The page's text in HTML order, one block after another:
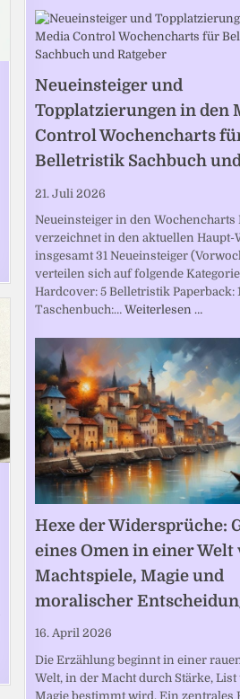
Neueinsteiger und
Topplatzierungen in den
Control Wochencharts
Belletristik Sachbuch
21. Juli 2026
Neueinsteiger in den Wochencharts
verzeichnet in den aktuellen Haupt-
insgesamt 31 Neueinsteiger
verteilen sich auf folgende
Hardcover: 5 Belletristik Paperback:
Taschenbuch:… Weiterlesen …
Hexe der Widersprüche:
eines Omen in einer
Machtspiele, Magie und
moralischer
16. April 2026
Die Erzählung beginnt in einer
Welt, in der Macht durch Stärke,
Magie bestimmt wird. Ein zentrales